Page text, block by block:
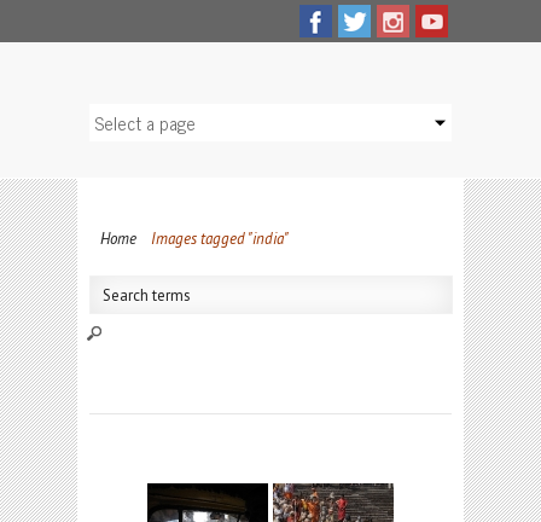
Home Images tagged "india"